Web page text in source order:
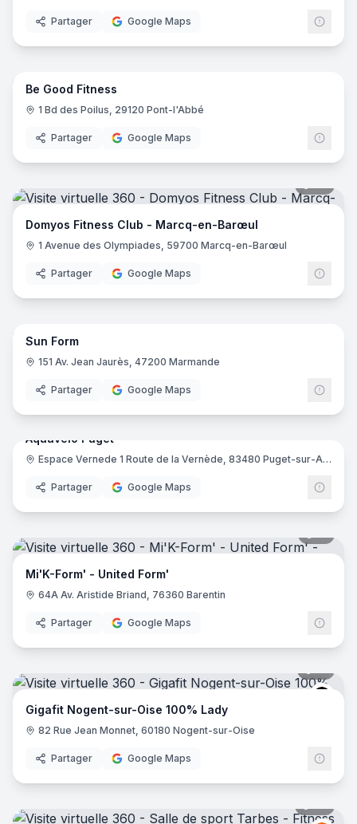
Partager Google Maps
15
Be Good Fitness
1 Bd des Poilus, 29120 Pont-l'Abbé
Partager Google Maps
Domyos Fitness Club - Marcq-en-Barœul
1 Avenue des Olympiades, 59700 Marcq-en-Barœul
Partager Google Maps
21
Sun Form
151 Av. Jean Jaurès, 47200 Marmande
Partager Google Maps
Aquavélo Puget
Espace Vernede 1 Route de la Vernède, 83480 Puget-sur-Argens
Partager Google Maps
Mi'K-Form' - United Form'
64A Av. Aristide Briand, 76360 Barentin
Partager Google Maps
Gigafit Nogent-sur-Oise 100% Lady
82 Rue Jean Monnet, 60180 Nogent-sur-Oise
Partager Google Maps